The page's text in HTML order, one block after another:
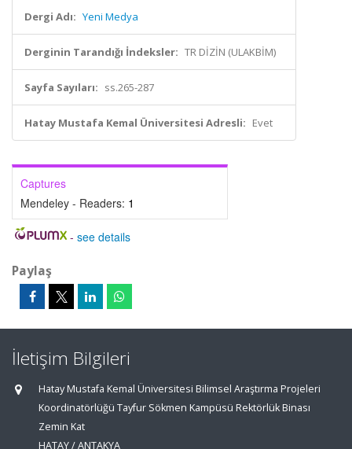
Dergi Adı: Yeni Medya
Derginin Tarandığı İndeksler: TR DİZİN (ULAKBİM)
Sayfa Sayıları: ss.265-287
Hatay Mustafa Kemal Üniversitesi Adresli: Evet
Captures
Mendeley - Readers: 1
- see details
Paylaş
İletişim Bilgileri
Hatay Mustafa Kemal Üniversitesi Bilimsel Araştırma Projeleri
Koordinatörlüğü Tayfur Sökmen Kampüsü Rektörlük Binası
Zemin Kat
HATAY / ANTAKYA